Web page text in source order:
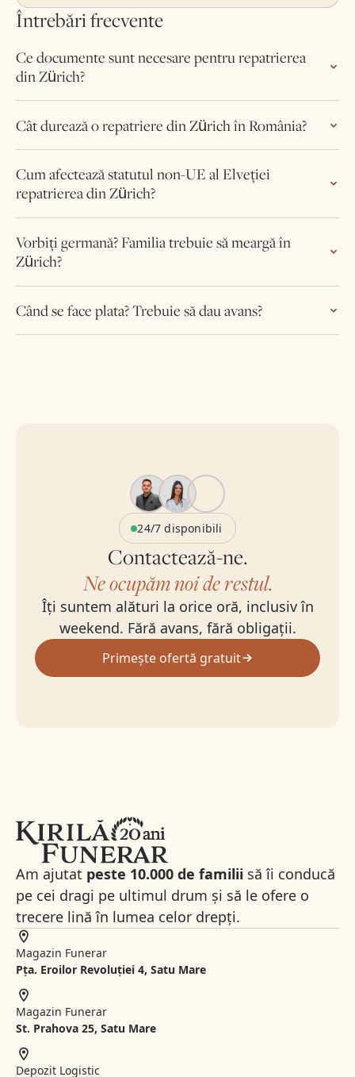
Întrebări frecvente
Ce documente sunt necesare pentru repatrierea
din Zürich?
Cât durează o repatriere din Zürich în România?
Cum afectează statutul non-UE al Elveției
repatrierea din Zürich?
Vorbiți germană? Familia trebuie să meargă în
Zürich?
Când se face plata? Trebuie să dau avans?
24/7 disponibili
Contactează-ne.
Ne ocupăm noi de restul.
Îți suntem alături la orice oră, inclusiv în
weekend. Fără avans, fără obligații.
Primește ofertă gratuit
Am ajutat peste 10.000 de familii să îi conducă
pe cei dragi pe ultimul drum și să le ofere o
trecere lină în lumea celor drepți.
Magazin Funerar
Pța. Eroilor Revoluției 4, Satu Mare
Magazin Funerar
St. Prahova 25, Satu Mare
Depozit Logistic